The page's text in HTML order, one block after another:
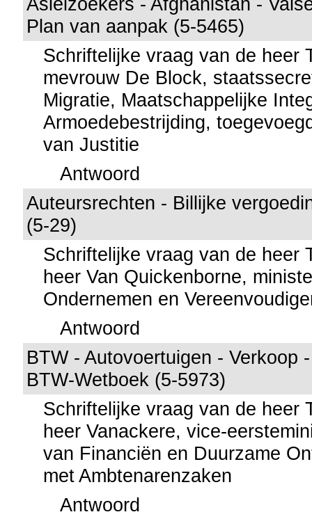
Plan van aanpak (5-5465)
Schriftelijke vraag van de heer
mevrouw De Block,
Migratie, Maatschappelijke
Armoedebestrijding,
van Justitie
Antwoord
Auteursrechten - Billijke
(5-29)
Schriftelijke vraag van de heer
heer Van Quickenborne,
Ondernemen en
Antwoord
BTW - Autovoertuigen - Verkoop
BTW-Wetboek (5-5973)
Schriftelijke vraag van de heer
heer Vanackere, vice-
van Financiën en Duurzame
met Ambtenarenzaken
Antwoord